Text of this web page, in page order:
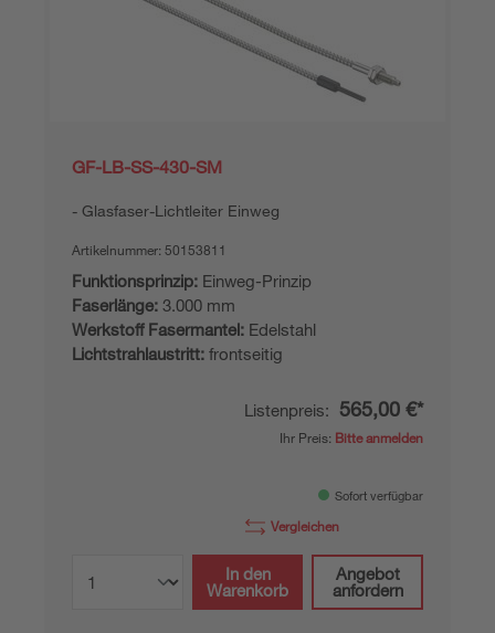
GF-LB-SS-430-SM
Glasfaser-Lichtleiter Einweg
Artikelnummer: 50153811
Funktionsprinzip: Einweg-Prinzip
Faserlänge: 3.000 mm
Werkstoff Fasermantel: Edelstahl
Lichtstrahlaustritt: frontseitig
Listenpreis: 565,00 €*
Ihr Preis: Bitte anmelden
Sofort verfügbar
Vergleichen
In den
Warenkorb
Angebot
anfordern